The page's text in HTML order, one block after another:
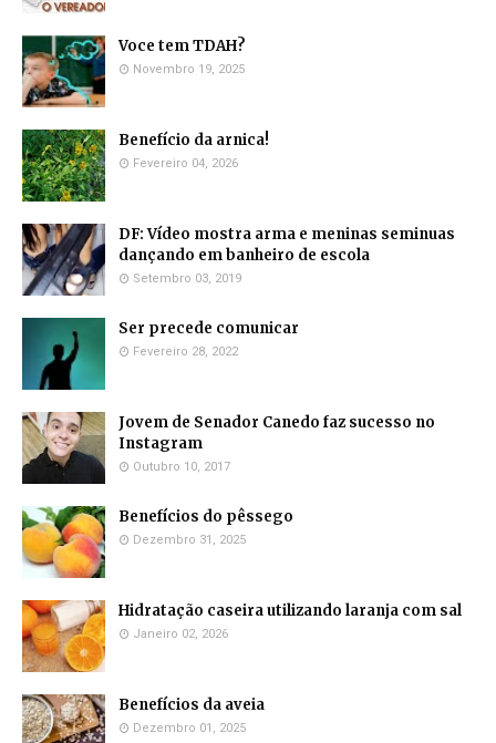
Voce tem TDAH?
Novembro 19, 2025
Benefício da arnica!
Fevereiro 04, 2026
DF: Vídeo mostra arma e meninas seminuas
dançando em banheiro de escola
Setembro 03, 2019
Ser precede comunicar
Fevereiro 28, 2022
Jovem de Senador Canedo faz sucesso no
Instagram
Outubro 10, 2017
Benefícios do pêssego
Dezembro 31, 2025
Hidratação caseira utilizando laranja com sal
Janeiro 02, 2026
Benefícios da aveia
Dezembro 01, 2025